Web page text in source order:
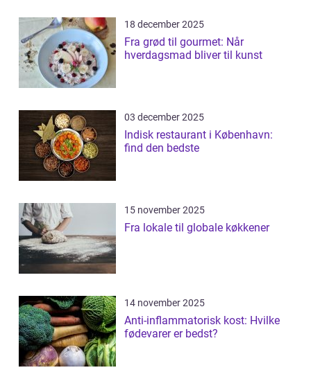
18 december 2025
Fra grød til gourmet: Når
hverdagsmad bliver til kunst
03 december 2025
Indisk restaurant i København:
find den bedste
15 november 2025
Fra lokale til globale køkkener
14 november 2025
Anti-inflammatorisk kost: Hvilke
fødevarer er bedst?